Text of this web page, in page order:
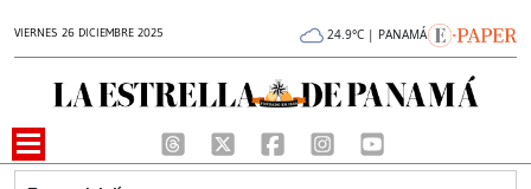
VIERNES 26 DICIEMBRE 2025 24.9°C | PANAMÁ